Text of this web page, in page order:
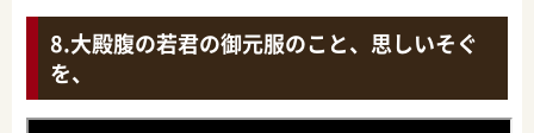
大殿腹の若君の御元服のこと、思しいそぐ
を、